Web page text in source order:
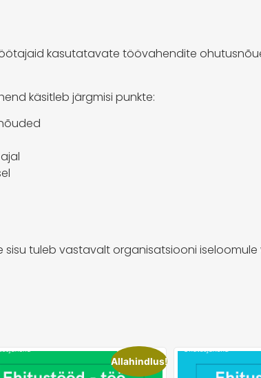
kasutatavate töövahendite
käsitleb järgmisi punkte:
sisu tuleb vastavalt organisatsiooni
Allahindlus!